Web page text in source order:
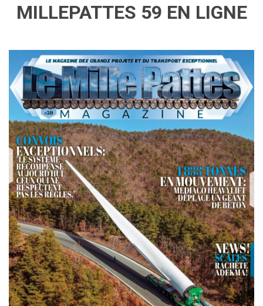
MILLEPATTES 59 EN LIGNE